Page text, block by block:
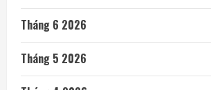
Tháng 6 2026
Tháng 5 2026